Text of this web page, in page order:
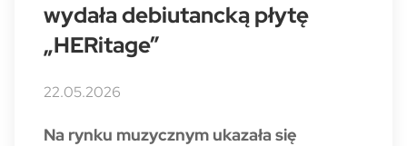
wydała debiutancką płytę
„HERitage”
22.05.2026
Na rynku muzycznym ukazała się